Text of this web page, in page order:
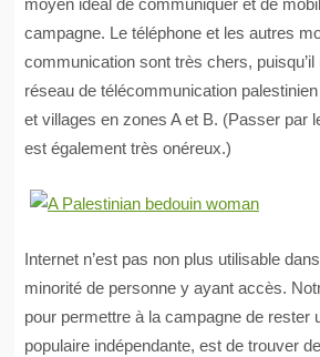
campagne. Le téléphone et les autres
communication sont très chers, puisqu’il
réseau de télécommunication
et villages en zones A et B. (Passer par
est également très onéreux.)
Internet n’est pas non plus utilisable
minorité de personne y ayant accès.
pour permettre à la campagne de rester
populaire indépendante, est de trouver